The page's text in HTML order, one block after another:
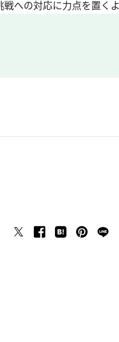
戦への対応に力点を置く